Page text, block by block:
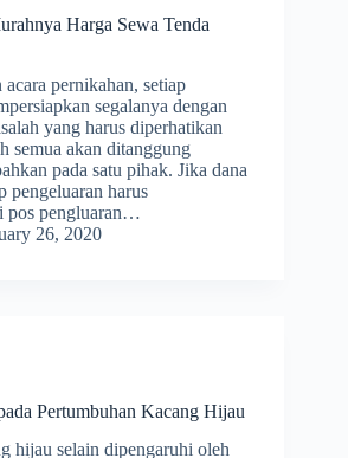
Harga Sewa Tenda
pernikahan, setiap
segalanya dengan
yang harus diperhatikan
semua akan ditanggung
pada satu pihak. Jika dana
pengeluaran harus
pos pengluaran…
26, 2020
Pertumbuhan Kacang Hijau
hijau selain dipengaruhi oleh